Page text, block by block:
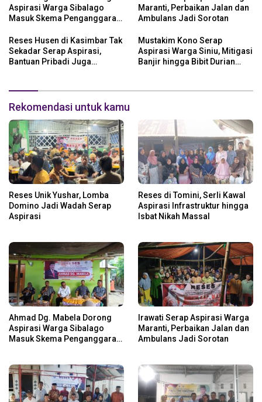
Aspirasi Warga Sibalago
Masuk Skema Penganggaran
Maranti, Perbaikan Jalan dan
Ambulans Jadi Sorotan
Reses Husen di Kasimbar Tak
Sekadar Serap Aspirasi,
Bantuan Pribadi Juga
Mustakim Kono Serap
Aspirasi Warga Siniu, Mitigasi
Banjir hingga Bibit Durian
Rekomendasi untuk kamu
Reses Unik Yushar, Lomba
Domino Jadi Wadah Serap
Aspirasi
Reses di Tomini, Serli Kawal
Aspirasi Infrastruktur hingga
Isbat Nikah Massal
Ahmad Dg. Mabela Dorong
Aspirasi Warga Sibalago
Masuk Skema Penganggaran
Irawati Serap Aspirasi Warga
Maranti, Perbaikan Jalan dan
Ambulans Jadi Sorotan